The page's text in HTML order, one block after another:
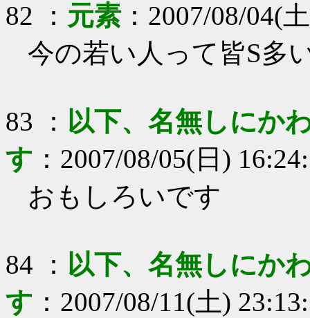
82 ： 元素： 2007/08/04(
今の若い人って皆S多
83 ： 以下、名無しにか
す ： 2007/08/05(日)
おもしろいです
84 ： 以下、名無しにか
す ： 2007/08/11(土)